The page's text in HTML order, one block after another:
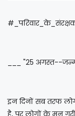
___ "25 अगस्त--
इन दिनों सब तरफ लोग
है, पर लोगों के मन